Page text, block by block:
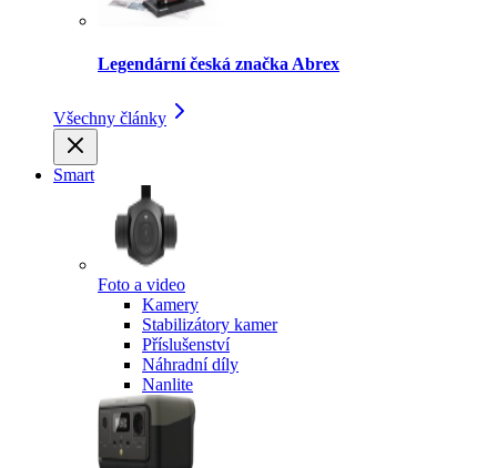
Legendární česká značka Abrex
Všechny články
Smart
Foto a video
Kamery
Stabilizátory kamer
Příslušenství
Náhradní díly
Nanlite